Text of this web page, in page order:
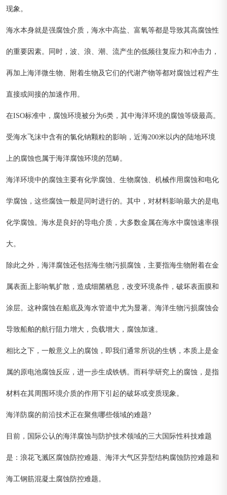
现象。
海水本身就是强腐蚀介质，海水中高盐、富氧等都是导致其高腐蚀性
的重要因素。同时，波、浪、潮、流产生的低频往复应力和冲击力，
再加上海洋微生物、附着生物及它们的代谢产物等都对腐蚀过程产生
直接或间接的加速作用。
在ISO标准中，腐蚀环境被分为6类，其中海洋环境的腐蚀等级最高。
受海水飞沫中含有的氯化钠颗粒的影响，近海200米以内的陆地环境
上的腐蚀也属于海洋腐蚀环境的范畴。
海洋环境中的腐蚀主要有化学腐蚀、生物腐蚀、机械作用腐蚀和电化
学腐蚀，这些腐蚀一般是同时进行的。其中，对材料影响最大的是电
化学腐蚀。海水是良好的导电介质，大多数金属在海水中腐蚀速率很
大。
除此之外，海洋腐蚀还包括海生物污损腐蚀，主要指海生物附着在金
属表面上影响氧扩散，造成细菌栖息，改变环境条件，破坏表面膜和
涂层。这种腐蚀在船底及海水管道中尤为显著。海洋生物污损腐蚀会
导致船舶的航行阻力增大，负载增大，腐蚀加速。
相比之下，一般意义上的腐蚀，即我们通常所说的生锈，本质上是金
属的原电池腐蚀反应，进一步生成铁锈。而科学研究上的腐蚀，是指
材料在其周围环境介质的作用下引起的破坏或变质现象。
海洋防腐的前沿技术正在聚焦哪些领域的难题?
目前，国际公认的海洋腐蚀与防护技术领域的三大国际性科技难题
是：浪花飞溅区腐蚀防控难题、海洋大气区异型结构腐蚀防控难题和
海工钢筋混凝土腐蚀防控难题。